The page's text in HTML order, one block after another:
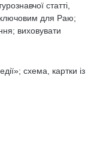
статті,
ключовим для Раю;
виховувати
схема, картки із